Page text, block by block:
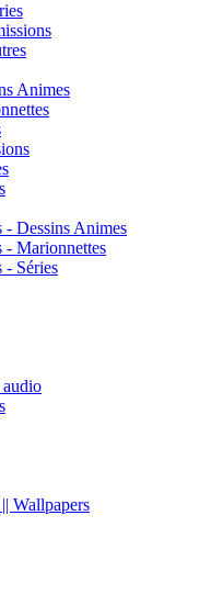
Animes
Dessins Animes
Marionnettes
Séries
Wallpapers